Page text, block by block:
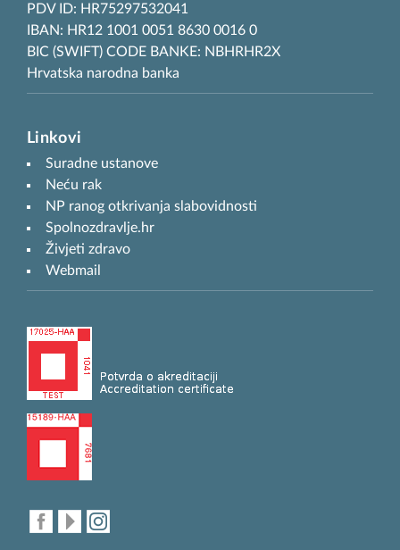
PDV ID: HR75297532041
IBAN: HR12 1001 0051 8630 0016 0
BIC (SWIFT) CODE BANKE: NBHRHR2X
Hrvatska narodna banka
Linkovi
Suradne ustanove
Neću rak
NP ranog otkrivanja slabovidnosti
Spolnozdravlje.hr
Živjeti zdravo
Webmail